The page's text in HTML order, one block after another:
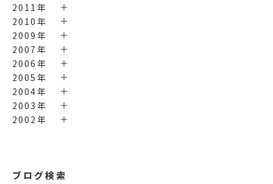
2011年
2010年
2009年
2007年
2006年
2005年
2004年
2003年
2002年
ブログ検索